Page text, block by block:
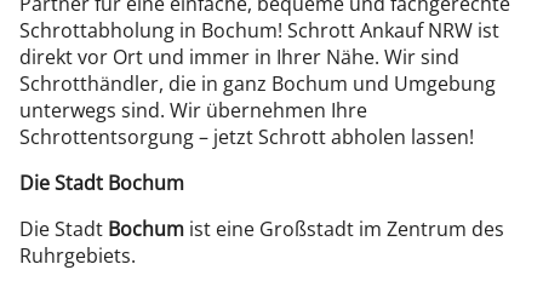
Schrottabholung in Bochum! Schrott Ankauf NRW ist
direkt vor Ort und immer in Ihrer Nähe. Wir sind
Schrotthändler, die in ganz Bochum und Umgebung
unterwegs sind. Wir übernehmen Ihre
Schrottentsorgung – jetzt Schrott abholen lassen!
Die Stadt Bochum
Die Stadt Bochum ist eine Großstadt im Zentrum des
Ruhrgebiets.